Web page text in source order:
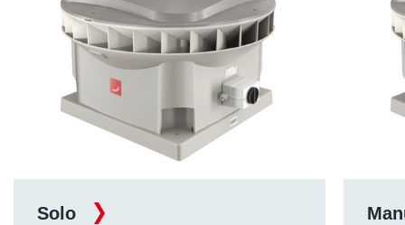
Solo